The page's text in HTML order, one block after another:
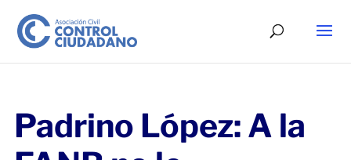
Padrino López: A la